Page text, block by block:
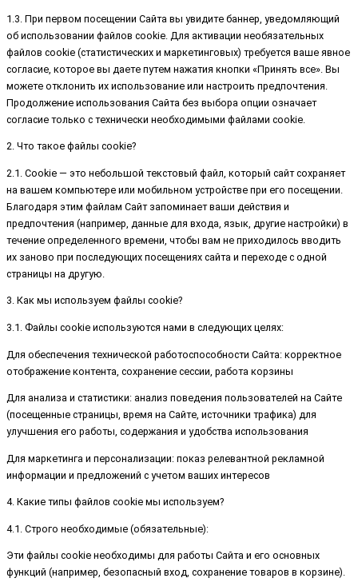
1.3. При первом посещении Сайта вы увидите баннер, уведомляющий
об использовании файлов cookie. Для активации необязательных
файлов cookie (статистических и маркетинговых) требуется ваше явное
согласие, которое вы даете путем нажатия кнопки «Принять все». Вы
можете отклонить их использование или настроить предпочтения.
Продолжение использования Сайта без выбора опции означает
согласие только с технически необходимыми файлами cookie.
2. Что такое файлы cookie?
2.1. Cookie — это небольшой текстовый файл, который сайт сохраняет
на вашем компьютере или мобильном устройстве при его посещении.
Благодаря этим файлам Сайт запоминает ваши действия и
предпочтения (например, данные для входа, язык, другие настройки) в
течение определенного времени, чтобы вам не приходилось вводить
их заново при последующих посещениях сайта и переходе с одной
страницы на другую.
3. Как мы используем файлы cookie?
3.1. Файлы cookie используются нами в следующих целях:
Для обеспечения технической работоспособности Сайта: корректное
отображение контента, сохранение сессии, работа корзины
Для анализа и статистики: анализ поведения пользователей на Сайте
(посещенные страницы, время на Сайте, источники трафика) для
улучшения его работы, содержания и удобства использования
Для маркетинга и персонализации: показ релевантной рекламной
информации и предложений с учетом ваших интересов
4. Какие типы файлов cookie мы используем?
4.1. Строго необходимые (обязательные):
Эти файлы cookie необходимы для работы Сайта и его основных
функций (например, безопасный вход, сохранение товаров в корзине).